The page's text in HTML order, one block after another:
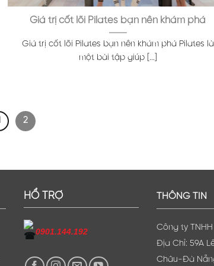
Giá trị cốt lõi Pilates bạn nên khám phá
Giá trị cốt lõi Pilates bạn nên khám phá Pilates là
một bài tập giúp [...]
2
HỔ TRỢ
0901.144.192
THÔNG TIN
Công ty
Địa Chỉ: 59A
Châu-Đà